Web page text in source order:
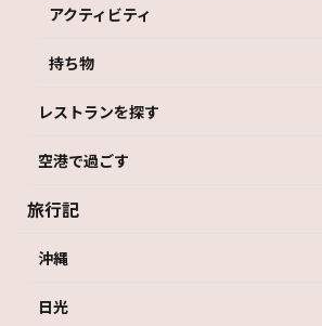
アクティビティ
持ち物
レストランを探す
空港で過ごす
旅行記
沖縄
日光